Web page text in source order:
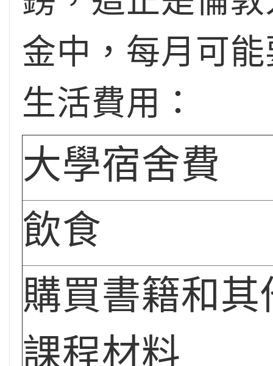
金中，每月可
生活費用：
大學宿舍費
飲食
購買書籍和其
課程材料